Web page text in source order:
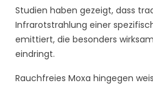
Studien haben gezeigt, dass
Infrarotstrahlung einer
emittiert, die besonders
eindringt.
Rauchfreies Moxa hingegen